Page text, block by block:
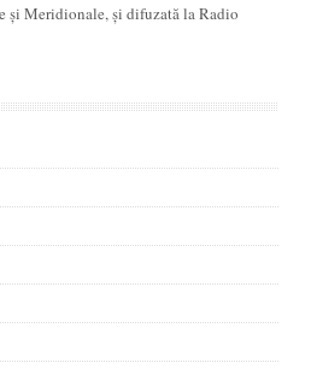
și Meridionale, și difuzată la Radio